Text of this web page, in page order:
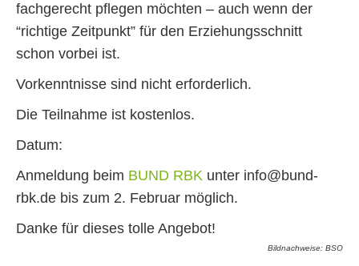
fachgerecht pflegen möchten – auch wenn der
“richtige Zeitpunkt” für den Erziehungsschnitt
schon vorbei ist.
Vorkenntnisse sind nicht erforderlich.
Die Teilnahme ist kostenlos.
Datum:
Anmeldung beim BUND RBK unter info@bund-
rbk.de bis zum 2. Februar möglich.
Danke für dieses tolle Angebot!
Bildnachweise: BSO